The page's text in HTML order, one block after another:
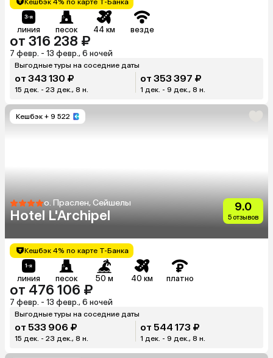
Кешбэк 4% по карте Т-Банка
линия песок 44 км везде
от 316 238 ₽
7 февр. - 13 февр., 6 ночей
Выгодные туры на соседние даты
от 343 130 ₽
15 дек. - 23 дек., 8 н.
от 353 397 ₽
1 дек. - 9 дек., 8 н.
Кешбэк + 9 522
о. Праслен, Сейшелы
Hotel L'Archipel
9.0
5 отзывов
Кешбэк 4% по карте Т-Банка
линия песок 50 м 40 км платно
от 476 106 ₽
7 февр. - 13 февр., 6 ночей
Выгодные туры на соседние даты
от 533 906 ₽
15 дек. - 23 дек., 8 н.
от 544 173 ₽
1 дек. - 9 дек., 8 н.